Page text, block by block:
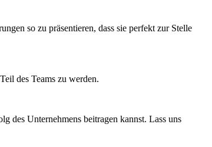
so zu präsentieren, dass sie perfekt zur Stelle
des Teams zu werden.
des Unternehmens beitragen kannst. Lass uns